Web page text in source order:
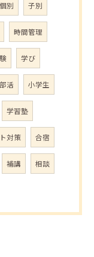
個別 子別
時間管理
学び
部活 小学生
学習塾
対策 合宿
補講 相談